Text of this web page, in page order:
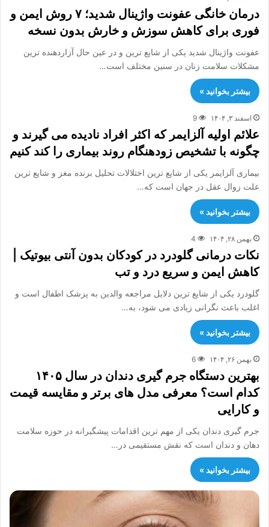
درمان خانگی عفونت واژینال شدید؛ ۷ روش ایمن و
فوری برای کاهش سوزش و خارش بدون نسخه
عفونت واژینال شدید یکی از شایع ترین و در عین حال آزاردهنده ترین
مشکلات سلامت زنان در سنین مختلف است…
بیشتر بخوانید »
اسفند ۳, ۱۴۰۴ 9
علائم اولیه آلزایمر که اکثر افراد نادیده می گیرند و
چگونه با تشخیص زودهنگام روند بیماری را کند کنیم
بیماری آلزایمر یکی از شایع ترین اختلالات تحلیل برنده مغز و شایع ترین
علت زوال عقل در جهان است که…
بیشتر بخوانید »
بهمن ۲۸, ۱۴۰۴ 4
نکات درمانی گلودرد در کودکان بدون آنتی بیوتیک |
کاهش ایمن و سریع درد و تب
گلودرد یکی از شایع ترین دلایل مراجعه والدین به پزشک اطفال است و
اغلب باعث نگرانی زیادی می شود، به…
بیشتر بخوانید »
بهمن ۲۶, ۱۴۰۴ 6
بهترین دستگاه جرم گیری دندان در سال ۱۴۰۵
کدام است؟ معرفی مدل های برتر و مقایسه قیمت
و کارایی
جرم گیری دندان یکی از مهم ترین اقدامات پیشگیرانه در حوزه سلامت
دهان و دندان است که نقش مستقیمی در…
بیشتر بخوانید »